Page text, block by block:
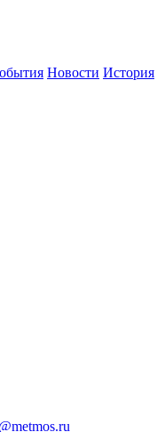
Новости История